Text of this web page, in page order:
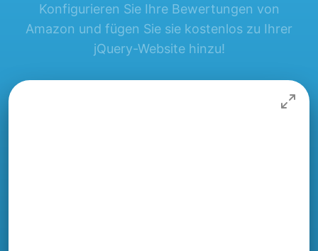
Konfigurieren Sie Ihre Bewertungen von
Amazon und fügen Sie sie kostenlos zu Ihrer
jQuery-Website hinzu!